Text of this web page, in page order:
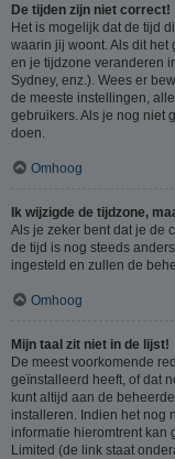
De tijden zijn niet correct!
Het is mogelijk dat de tijd
waarin jij woont. Als dit
en je tijdzone veranderen
Sydney, enz.). Wees er
de meeste instellingen,
gebruikers. Als je nog niet
doen.
Omhoog
Ik wijzigde de tijdzone,
Als je zeker bent dat je de
de tijd is nog steeds
ingesteld en zullen de
Omhoog
Mijn taal zit niet in de lijst!
De meest voorkomende
geïnstalleerd heeft, of dat
kunt altijd aan de
installeren. Indien het nog
informatie hieromtrent kan
Limited (de link staat